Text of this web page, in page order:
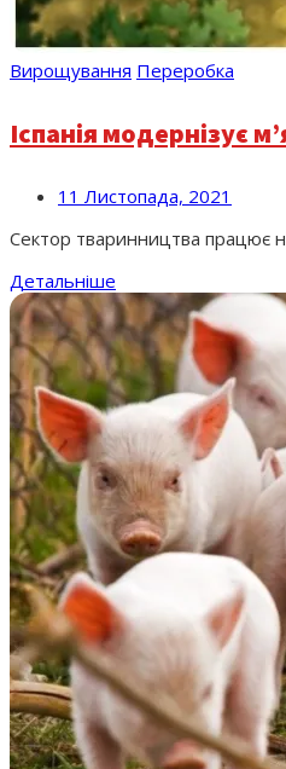
Вирощування Переробка
Іспанія модернізує
11 Листопада, 2021
Сектор тваринництва працює
Детальніше